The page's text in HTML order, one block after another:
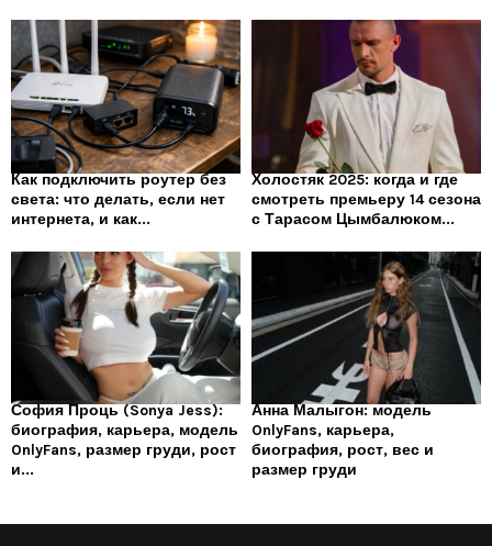
Как подключить роутер без
света: что делать, если нет
интернета, и как...
Холостяк 2025: когда и где
смотреть премьеру 14 сезона
с Тарасом Цымбалюком...
София Проць (Sonya Jess):
биография, карьера, модель
OnlyFans, размер груди, рост
и...
Анна Малыгон: модель
OnlyFans, карьера,
биография, рост, вес и
размер груди